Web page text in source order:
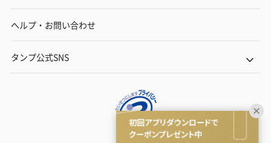
ヘルプ・お問い合わせ
タンプ公式SNS